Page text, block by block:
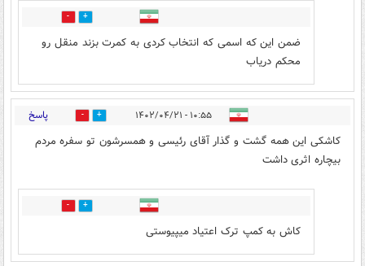
3
ضمن این که اسمی که انتخاب کردی به کمرت بزند منقل رو
محکم دریاب
۱۰:۵۵ - ۱۴۰۲/۰۴/۲۱ 4 پاسخ
کاشکی این همه گشت و گذار آقای رئیسی و همسرشون تو سفره مردم
بیچاره اثری داشت
2
کاش به کمپ ترک اعتیاد میپیوستی